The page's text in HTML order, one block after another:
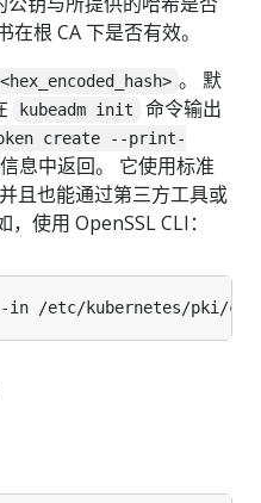
根 CA 下是否有效。
。 默
kubeadm init
命令输出
create --print-
息中返回。 它使用标准
且也能通过第三方工具或
使用 OpenSSL CLI：
-in /etc/kubernetes/pki/